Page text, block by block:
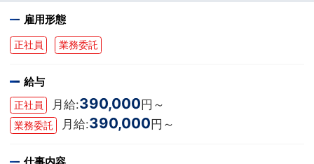
雇用形態
正社員 業務委託
給与
正社員 月給:390,000円～
業務委託 月給:390,000 円～